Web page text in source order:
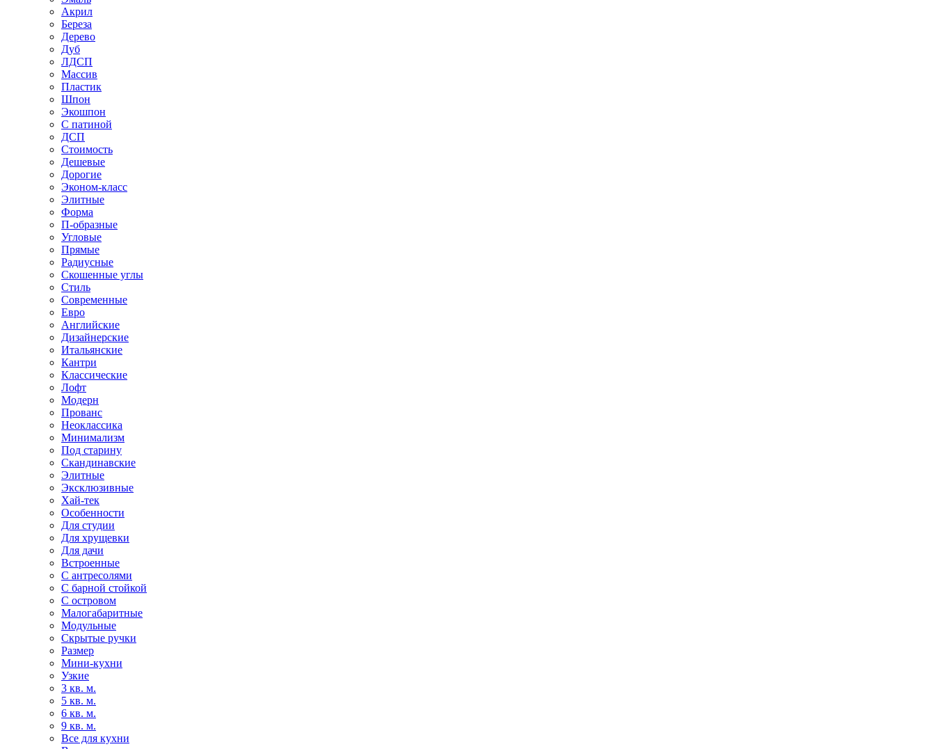
Акрил
Береза
Дерево
Дуб
ЛДСП
Массив
Пластик
Шпон
Экошпон
С патиной
ДСП
Стоимость
Дешевые
Дорогие
Эконом-класс
Элитные
Форма
П-образные
Угловые
Прямые
Радиусные
Скошенные углы
Стиль
Современные
Евро
Английские
Дизайнерские
Итальянские
Кантри
Классические
Лофт
Модерн
Прованс
Неоклассика
Минимализм
Под старину
Скандинавские
Элитные
Эксклюзивные
Хай-тек
Особенности
Для студии
Для хрущевки
Для дачи
Встроенные
С антресолями
С барной стойкой
С островом
Малогабаритные
Модульные
Скрытые ручки
Размер
Мини-кухни
Узкие
3 кв. м.
5 кв. м.
6 кв. м.
9 кв. м.
Все для кухни